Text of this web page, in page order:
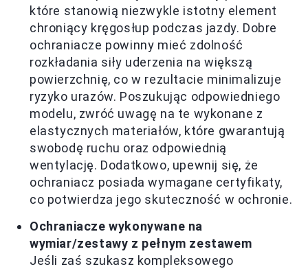
które stanowią niezwykle istotny element
chroniący kręgosłup podczas jazdy. Dobre
ochraniacze powinny mieć zdolność
rozkładania siły uderzenia na większą
powierzchnię, co w rezultacie minimalizuje
ryzyko urazów. Poszukując odpowiedniego
modelu, zwróć uwagę na te wykonane z
elastycznych materiałów, które gwarantują
swobodę ruchu oraz odpowiednią
wentylację. Dodatkowo, upewnij się, że
ochraniacz posiada wymagane certyfikaty,
co potwierdza jego skuteczność w ochronie.
Ochraniacze wykonywane na
wymiar/zestawy z pełnym zestawem
Jeśli zaś szukasz kompleksowego